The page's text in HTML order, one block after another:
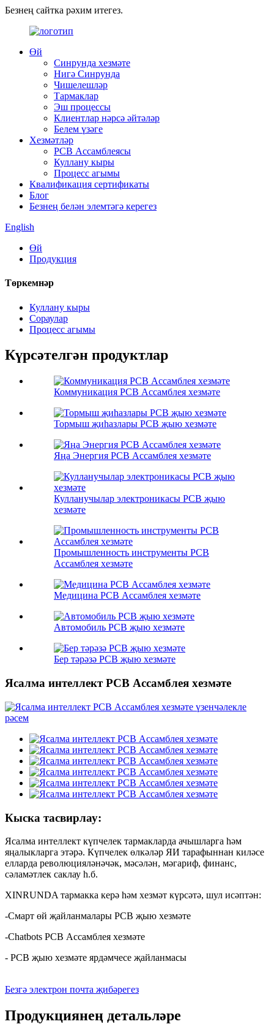
Безнең сайтка рәхим итегез.
Өй
Синрунда хезмәте
Нигә Синрунда
Чишелешләр
Тармаклар
Эш процессы
Клиентлар нәрсә әйтәләр
Белем үзәге
Хезмәтләр
PCB Ассамблеясы
Куллану кыры
Процесс агымы
Квалификация сертификаты
Блог
Безнең белән элемтәгә керегез
English
Өй
Продукция
Төркемнәр
Куллану кыры
Сораулар
Процесс агымы
Күрсәтелгән продуктлар
Коммуникация PCB Ассамблея хезмәте
Тормыш җиһазлары PCB җыю хезмәте
Яңа Энергия PCB Ассамблея хезмәте
Кулланучылар электроникасы PCB җыю
хезмәте
Промышленность инструменты PCB
Ассамблея хезмәте
Медицина PCB Ассамблея хезмәте
Автомобиль PCB җыю хезмәте
Бер тәрәзә PCB җыю хезмәте
Ясалма интеллект PCB Ассамблея хезмәте
Кыска тасвирлау:
Ясалма интеллект күпчелек тармакларда ачышларга һәм
яңалыкларга этәрә. Күпчелек өлкәләр ЯИ тарафыннан киләсе
елларда революцияләнәчәк, мәсәлән, мәгариф, финанс,
сәламәтлек саклау һ.б.
XINRUNDA тармакка керә һәм хезмәт күрсәтә, шул исәптән:
-Смарт өй җайланмалары PCB җыю хезмәте
-Chatbots PCB Ассамблея хезмәте
- PCB җыю хезмәте ярдәмчесе җайланмасы
Безгә электрон почта җибәрегез
Продукциянең детальләре